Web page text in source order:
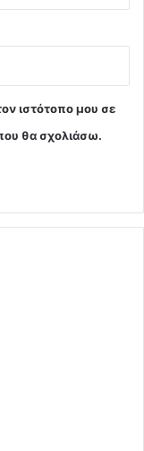
ιστότοπο μου σε
θα σχολιάσω.